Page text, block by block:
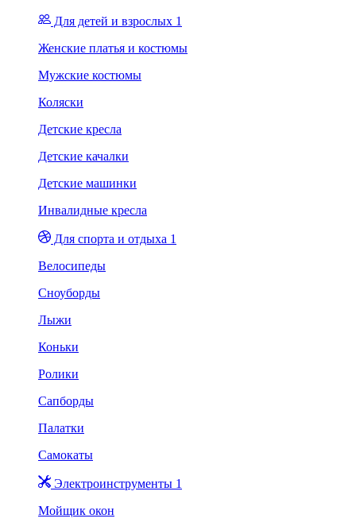
Для детей и взрослых 1
Женские платья и костюмы
Мужские костюмы
Коляски
Детские кресла
Детские качалки
Детские машинки
Инвалидные кресла
Для спорта и отдыха 1
Велосипеды
Сноуборды
Лыжи
Коньки
Ролики
Сапборды
Палатки
Самокаты
Электроинструменты 1
Мойщик окон